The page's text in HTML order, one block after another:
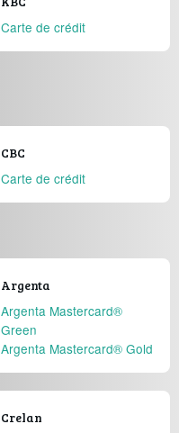
Carte de crédit
CBC
Carte de crédit
Argenta
Argenta Mastercard®
Green
Argenta Mastercard® Gold
Crelan